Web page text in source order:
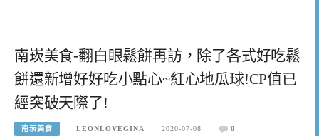
南崁美食-翻白眼鬆餅再訪，除了各式好吃鬆
餅還新增好好吃小點心~紅心地瓜球!CP值已
經突破天際了!
南崁美食 LEONLOVEGINA 2020-07-08 0